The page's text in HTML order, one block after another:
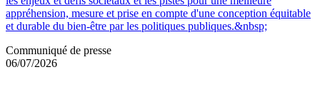
appréhension, mesure et prise en compte d'une conception équitable
et durable du bien-être par les politiques publiques.&nbsp;
Communiqué de presse
06/07/2026